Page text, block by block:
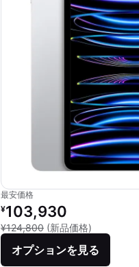
最安価格
リファービッシュ品の価格：
¥103,930
¥124,800 (新品価格)
オプションを見る